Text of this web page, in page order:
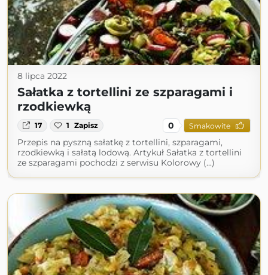
8 lipca 2022
Sałatka z tortellini ze szparagami i
rzodkiewką
17 1 Zapisz 0 Smakowite
Przepis na pyszną sałatkę z tortellini, szparagami,
rzodkiewką i sałatą lodową. Artykuł Sałatka z tortellini
ze szparagami pochodzi z serwisu Kolorowy (...)